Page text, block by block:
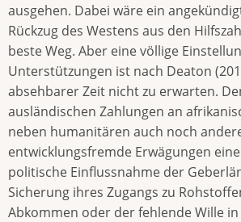
ausgehen. Dabei wäre ein
Rückzug des Westens aus den
beste Weg. Aber eine völlige
Unterstützungen ist nach Deaton
absehbarer Zeit nicht zu erwarten.
ausländischen Zahlungen an
neben humanitären auch noch
entwicklungsfremde Erwägungen eine
politische Einflussnahme der
Sicherung ihres Zugangs zu
Abkommen oder der fehlende Wille